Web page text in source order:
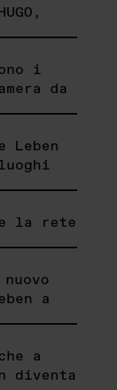
i
da
Leben
la rete
a
a
diventa